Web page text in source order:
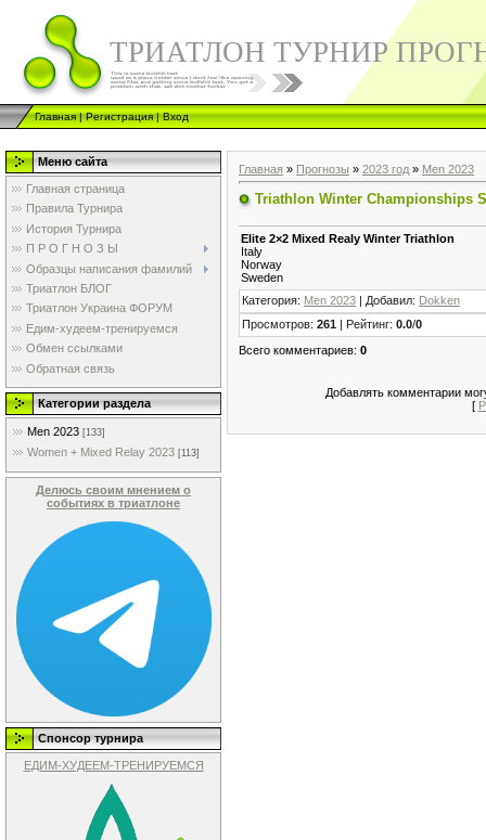
ТРИАТЛОН ТУРНИР
Главная|Регистрация|Вход
Меню сайта
Главная страница
Правила Турнира
История Турнира
П Р О Г Н О З Ы
Образцы написания фамилий
Триатлон БЛОГ
Триатлон Украина ФОРУМ
Едим-худеем-тренируемся
Обмен ссылками
Обратная связь
Категории раздела
Men 2023 [133]
Women + Mixed Relay 2023 [113]
Делюсь своим мнением о
событиях в триатлоне
Спонсор турнира
ЕДИМ-ХУДЕЕМ-ТРЕНИРУЕМСЯ
Главная » Прогнозы » 2023 год » Men 2023
Triathlon Winter Championships
Elite 2×2 Mixed Realy Winter Triathlon
Italy
Norway
Sweden
Категория: Men 2023 | Добавил: Dokken
Просмотров: 261 | Рейтинг: 0.0/0
Всего комментариев: 0
Добавлять комментарии
[